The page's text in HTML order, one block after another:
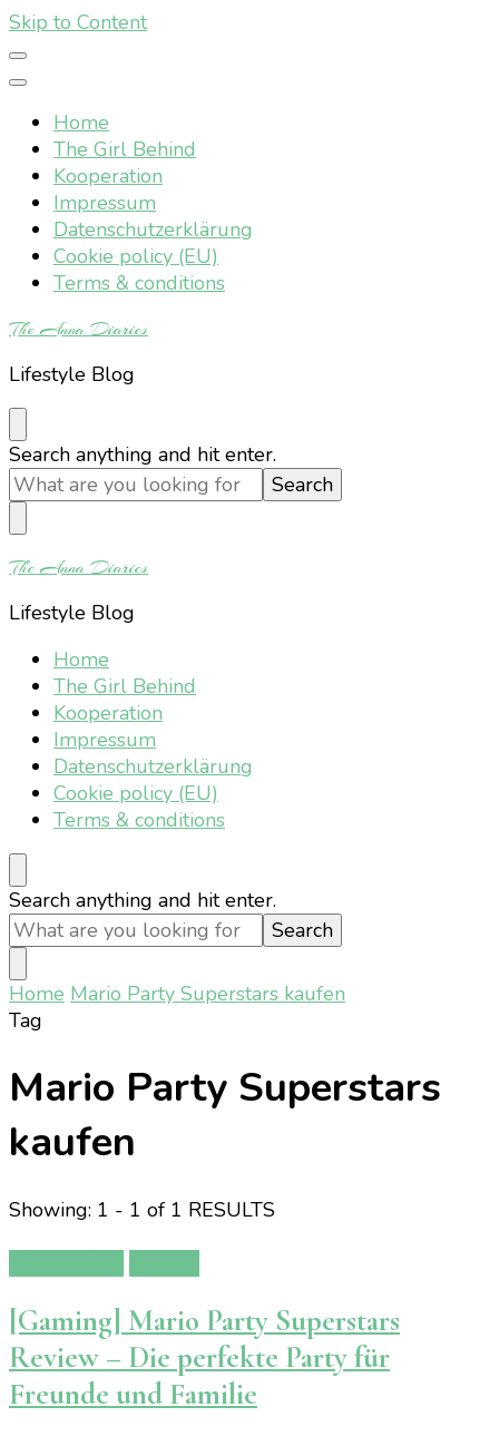
Skip to Content
Home
The Girl Behind
Kooperation
Impressum
Datenschutzerklärung
Cookie policy (EU)
Terms & conditions
The Anna Diaries
Lifestyle Blog
Looking
for
Something?
Search anything and hit enter.
The Anna Diaries
Lifestyle Blog
Home
The Girl Behind
Kooperation
Impressum
Datenschutzerklärung
Cookie policy (EU)
Terms & conditions
Looking
for
Something?
Search anything and hit enter.
Home Mario Party Superstars kaufen
Tag
Mario Party Superstars
kaufen
Showing: 1 - 1 of 1 RESULTS
[Gaming] Mario Party Superstars
Review – Die perfekte Party für
Freunde und Familie